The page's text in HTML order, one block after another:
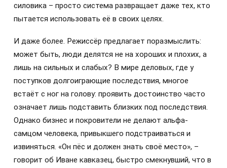
силовика – просто система развращает даже тех, кто
пытается использовать её в своих целях.
И даже более. Режиссёр предлагает поразмыслить:
может быть, люди делятся не на хороших и плохих, а
лишь на сильных и слабых? В мире деловых, где у
поступков долгоиграющие последствия, многое
встаёт с ног на голову: проявить достоинство часто
означает лишь подставить близких под последствия.
Однако бизнес и покровители не делают альфа-
самцом человека, привыкшего подстраиваться и
извиняться. «Он пёс и должен знать своё место», –
говорит об Иване кавказец, быстро смекнувший, что в